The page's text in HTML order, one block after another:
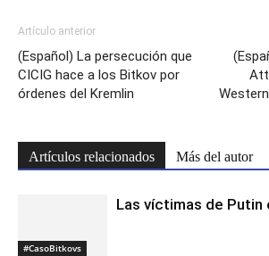
Artículo anterior
(Español) La persecución que
CICIG hace a los Bitkov por
órdenes del Kremlin
Artículos relacionados Más del autor
#CasoBitkovs
Las víctimas de Putin